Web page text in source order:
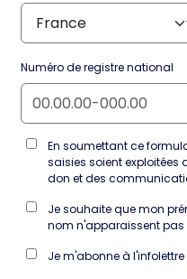
Numéro de registre national
En soumettant ce
saisies soient
don et des
Je souhaite que mon
nom n'apparaissent pas
Je m'abonne à l'infolettre